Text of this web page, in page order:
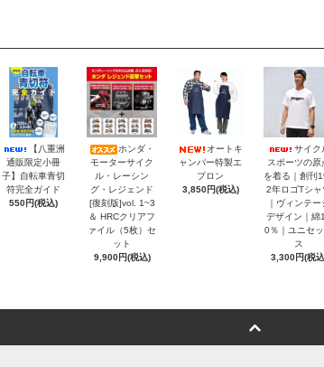
【八重洲
通販限定小冊
子】自転車青切
符完全ガイド
550円(税込)
ホンダ・
モーターサイク
ル・レーシン
グ・レジェンド
[復刻版]vol. 1~3
＆ HRCクリアフ
ァイル（5枚）セ
ット
9,900円(税込)
オートキ
ャンパー特製エ
プロン
3,850円(税込)
サイク
スポーツの原
を着る｜創刊
2年ロゴTシャ
｜ヴィンテー
デザイン｜綿
0％｜ユニセッ
ス
3,300円(税